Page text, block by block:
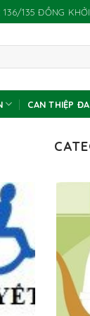
135 ĐỒNG
CAN THIỆP